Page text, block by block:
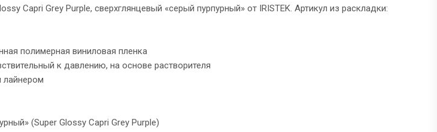
Capri Grey Purple, сверхглянцевый «серый пурпурный» от IRISTEK. Артикул из раскладки:
полимерная виниловая пленка
к давлению, на основе растворителя
(Super Glossy Capri Grey Purple)